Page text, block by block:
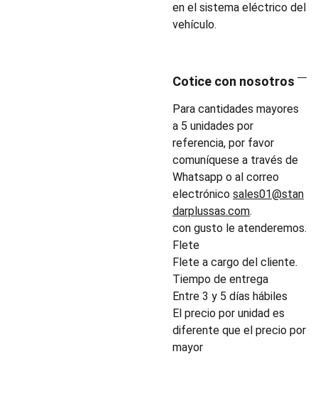
en el sistema eléctrico del
vehículo.
Cotice con nosotros
Para cantidades mayores
a 5 unidades por
referencia, por favor
comuníquese a través de
Whatsapp o al correo
electrónico sales01@stan
darplussas.com.
con gusto le atenderemos.
Flete
Flete a cargo del cliente.
Tiempo de entrega
Entre 3 y 5 días hábiles
El precio por unidad es
diferente que el precio por
mayor